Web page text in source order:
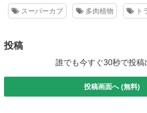
スーパーカブ 多肉植物 ト
投稿
誰でも今すぐ30秒で投稿
投稿画面へ (無料)